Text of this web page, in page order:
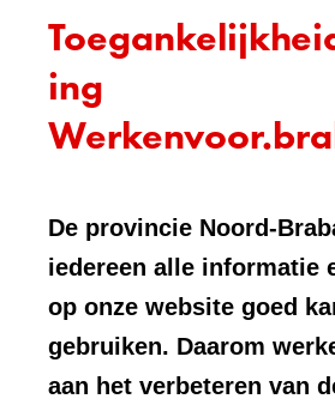
ing
De provincie Noord-
iedereen alle informatie
op onze website goed
gebruiken. Daarom
aan het verbeteren van